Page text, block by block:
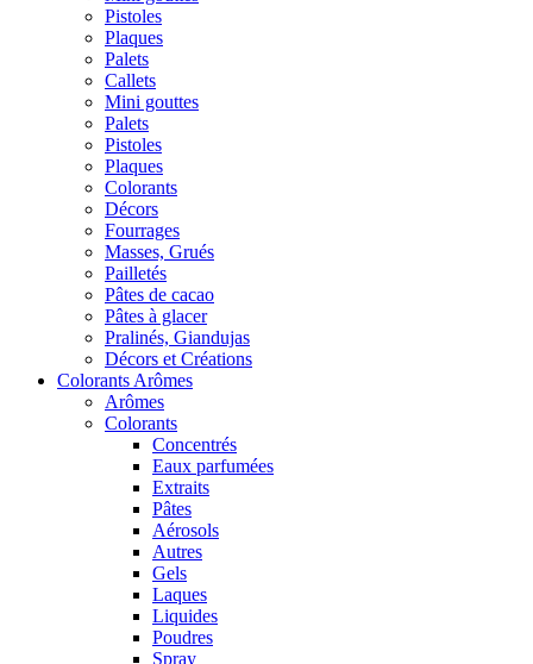
Pistoles
Plaques
Palets
Callets
Mini gouttes
Palets
Pistoles
Plaques
Colorants
Décors
Fourrages
Masses, Grués
Pailletés
Pâtes de cacao
Pâtes à glacer
Pralinés, Giandujas
Décors et Créations
Colorants Arômes
Arômes
Colorants
Concentrés
Eaux parfumées
Extraits
Pâtes
Aérosols
Autres
Gels
Laques
Liquides
Poudres
Spray